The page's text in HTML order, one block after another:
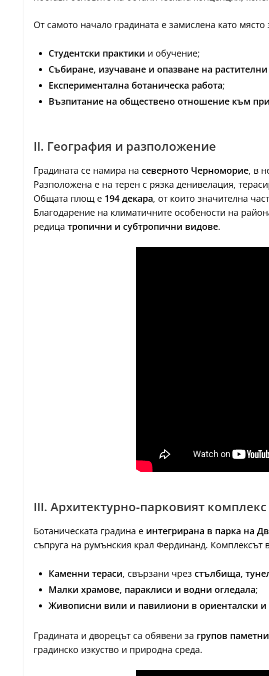
От самото начало градината е замислена като място
Студентски практики и обучение;
Събиране, изучаване и опазване на
Експериментална ботаническа работа;
Възпитание на обществено отношение към
II. География и разположение
Градината се намира на северното Черноморие, в
Разположена е на терен с рязка денивелация,
Общата площ е 194 декара, от които значителна
Благодарение на климатичните особености на
редица тропични и субтропични видове.
III. Архитектурно-парковият
Ботаническата градина е интегрирана в парка на
съпруга на румънския крал Фердинанд. Комплексът
Каменни тераси, свързани чрез стълбища,
Малки храмове, параклиси и водни огледала;
Живописни вили и павилиони в ориенталски и
Градината и дворецът са обявени за групов
градинско изкуство и природна среда.